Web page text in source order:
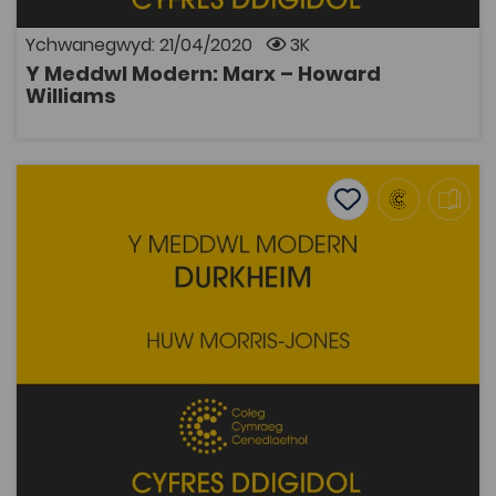
Ychwanegwyd: 21/04/2020 3K
Y Meddwl Modern: Marx – Howard
Williams
AGOR
Y Meddwl Modern: Durkheim – Huw Morris Jones
Add to favourites
Add to favourites
Y Meddwl Modern: Durkheim – Huw Morris
Athroniaeth Hanes
Prosiect Digideiddio
Pont i'r Brifysgol
Cymdeithaseg a Pholisi Cymdeithasol
Adnodd Coleg Cymraeg
Emile Dukheim oedd y cyntaf erioed i ddal cadair